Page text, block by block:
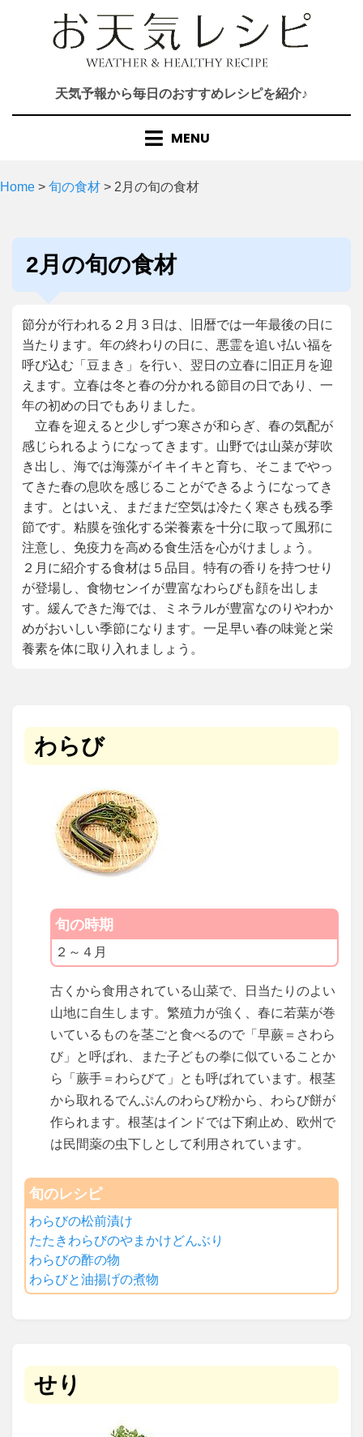
天気予報から毎日のおすすめレシピを紹介♪
MENU
Home > 旬の食材 > 2月の旬の食材
カテゴリー
:
2月の旬の食材
節分が行われる２月３日は、旧暦では一年最後の日に
当たります。年の終わりの日に、悪霊を追い払い福を
呼び込む「豆まき」を行い、翌日の立春に旧正月を迎
えます。立春は冬と春の分かれる節目の日であり、一
年の初めの日でもありました。
立春を迎えると少しずつ寒さが和らぎ、春の気配が
感じられるようになってきます。山野では山菜が芽吹
き出し、海では海藻がイキイキと育ち、そこまでやっ
てきた春の息吹を感じることができるようになってき
ます。とはいえ、まだまだ空気は冷たく寒さも残る季
節です。粘膜を強化する栄養素を十分に取って風邪に
注意し、免疫力を高める食生活を心がけましょう。
２月に紹介する食材は５品目。特有の香りを持つせり
が登場し、食物センイが豊富なわらびも顔を出しま
す。緩んできた海では、ミネラルが豊富なのりやわか
めがおいしい季節になります。一足早い春の味覚と栄
養素を体に取り入れましょう。
わらび
旬の時期
２～４月
古くから食用されている山菜で、日当たりのよい
山地に自生します。繁殖力が強く、春に若葉が巻
いているものを茎ごと食べるので「早蕨＝さわら
び」と呼ばれ、また子どもの拳に似ていることか
ら「蕨手＝わらびて」とも呼ばれています。根茎
から取れるでんぷんのわらび粉から、わらび餅が
作られます。根茎はインドでは下痢止め、欧州で
は民間薬の虫下しとして利用されています。
旬のレシピ
わらびの松前漬け
たたきわらびのやまかけどんぶり
わらびの酢の物
わらびと油揚げの煮物
せり